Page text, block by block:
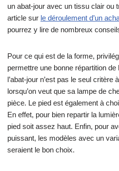
un abat-jour avec un tissu clair ou
article sur le déroulement d’un
pourrez y lire de nombreux
Pour ce qui est de la forme,
permettre une bonne répartition
l’abat-jour n’est pas le seul critère
lorsqu’on veut que sa lampe de
pièce. Le pied est également à
En effet, pour bien repartir la
pied soit assez haut. Enfin, pour
puissant, les modèles avec un
seraient le bon choix.